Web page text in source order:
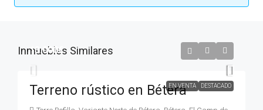
Inmuebles Similares
EN VENTA DESTACADO
13.000€
Terreno rústico en Bétera